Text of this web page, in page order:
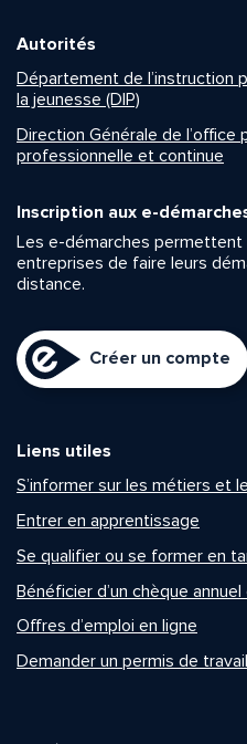
Autorités
Département de l’instruction
la jeunesse (DIP)
Direction Générale de l’office
professionnelle et continue
Inscription aux e-
Les e-démarches permettent
entreprises de faire leurs
distance.
Créer un compte
Liens utiles
S’informer sur les métiers et
Entrer en apprentissage
Se qualifier ou se former en
Bénéficier d’un chèque
Offres d’emploi en ligne
Demander un permis de travail